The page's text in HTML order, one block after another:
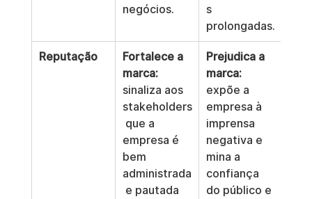
negócios.
s
prolongadas.
Reputação
Fortalece a
marca:
sinaliza aos
stakeholders
que a
empresa é
bem
administrada
e pautada
Prejudica a
marca:
expõe a
empresa à
imprensa
negativa e
mina a
confiança
do público e